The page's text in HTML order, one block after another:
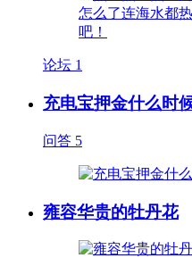
论坛 1
充电宝押金什么时
问答 5
雍容华贵的牡丹花